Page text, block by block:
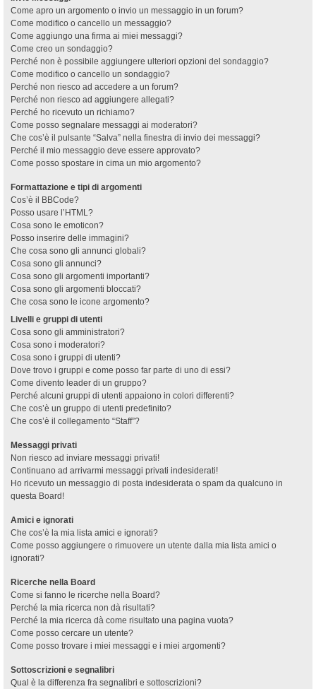
Come apro un argomento o invio un messaggio in un forum?
Come modifico o cancello un messaggio?
Come aggiungo una firma ai miei messaggi?
Come creo un sondaggio?
Perché non è possibile aggiungere ulteriori opzioni del sondaggio?
Come modifico o cancello un sondaggio?
Perché non riesco ad accedere a un forum?
Perché non riesco ad aggiungere allegati?
Perché ho ricevuto un richiamo?
Come posso segnalare messaggi ai moderatori?
Che cos’è il pulsante “Salva” nella finestra di invio dei messaggi?
Perché il mio messaggio deve essere approvato?
Come posso spostare in cima un mio argomento?
Formattazione e tipi di argomenti
Cos’è il BBCode?
Posso usare l’HTML?
Cosa sono le emoticon?
Posso inserire delle immagini?
Che cosa sono gli annunci globali?
Cosa sono gli annunci?
Cosa sono gli argomenti importanti?
Cosa sono gli argomenti bloccati?
Che cosa sono le icone argomento?
Livelli e gruppi di utenti
Cosa sono gli amministratori?
Cosa sono i moderatori?
Cosa sono i gruppi di utenti?
Dove trovo i gruppi e come posso far parte di uno di essi?
Come divento leader di un gruppo?
Perché alcuni gruppi di utenti appaiono in colori differenti?
Che cos’è un gruppo di utenti predefinito?
Che cos’è il collegamento “Staff”?
Messaggi privati
Non riesco ad inviare messaggi privati!
Continuano ad arrivarmi messaggi privati indesiderati!
Ho ricevuto un messaggio di posta indesiderata o spam da qualcuno in
questa Board!
Amici e ignorati
Che cos’è la mia lista amici e ignorati?
Come posso aggiungere o rimuovere un utente dalla mia lista amici o
ignorati?
Ricerche nella Board
Come si fanno le ricerche nella Board?
Perché la mia ricerca non dà risultati?
Perché la mia ricerca dà come risultato una pagina vuota?
Come posso cercare un utente?
Come posso trovare i miei messaggi e i miei argomenti?
Sottoscrizioni e segnalibri
Qual è la differenza fra segnalibri e sottoscrizioni?